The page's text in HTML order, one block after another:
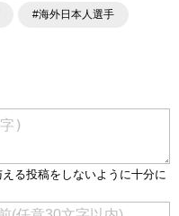
#海外日本人選手